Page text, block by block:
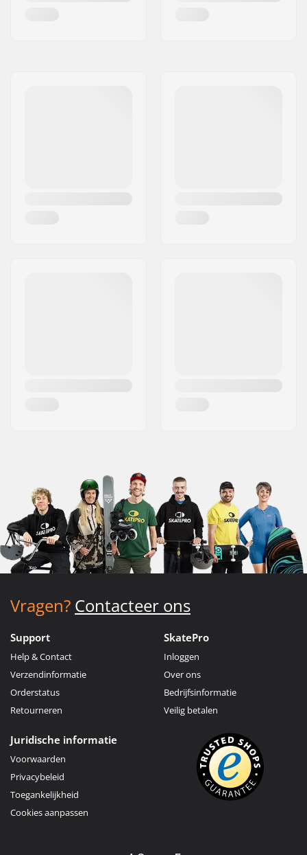
Vragen? Contacteer ons
Support
Help & Contact
Verzendinformatie
Orderstatus
Retourneren
SkatePro
Inloggen
Over ons
Bedrijfsinformatie
Veilig betalen
Juridische informatie
Voorwaarden
Privacybeleid
Toegankelijkheid
Cookies aanpassen